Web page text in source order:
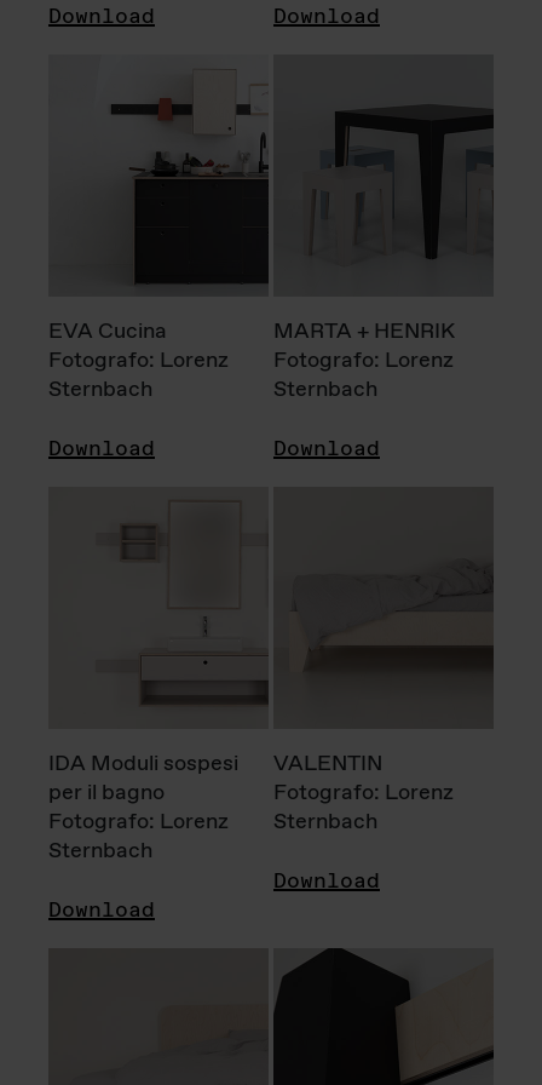
Download Download
EVA Cucina
Fotografo: Lorenz
Sternbach
Download
MARTA + HENRIK
Fotografo: Lorenz
Sternbach
Download
IDA Moduli sospesi
per il bagno
Fotografo: Lorenz
Sternbach
Download
VALENTIN
Fotografo: Lorenz
Sternbach
Download